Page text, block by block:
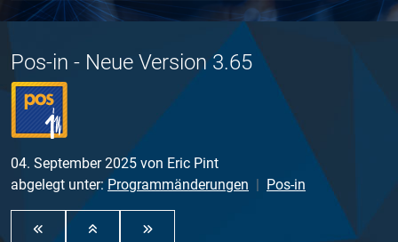
Pos-in - Neue Version 3.65
04. September 2025 von Eric Pint
abgelegt unter: Programmänderungen Pos-in